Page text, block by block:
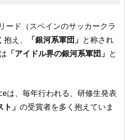
ード（スペインのサッカークラ
え、
「銀河系軍団」 と称され
「アイドル界の銀河系軍団」 と
は、毎年行われる、研修生発表
」 の受賞者を多く抱えていま